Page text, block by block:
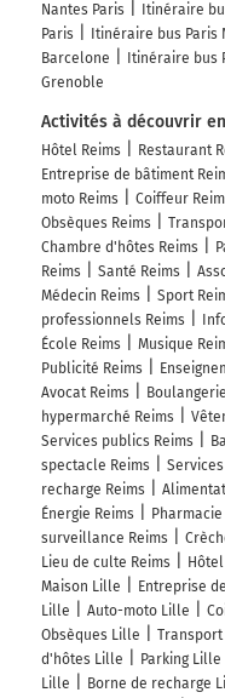
Nantes Paris
Itinéraire
Paris
Itinéraire bus Paris
Barcelone
Itinéraire bus
Grenoble
Activités à découvrir
Hôtel Reims Restaurant
Entreprise de bâtiment
moto Reims
Coiffeur
Obsèques Reims
Chambre d'hôtes Reims
Reims
Santé Reims
Médecin Reims
Sport
professionnels Reims
École Reims
Musique
Publicité Reims
Avocat Reims
hypermarché Reims
Services publics Reims
spectacle Reims
recharge Reims
Énergie Reims
surveillance Reims
Lieu de culte Reims
Maison Lille
Entreprise
Lille
Auto-moto Lille
Obsèques Lille
d'hôtes Lille
Parking Lille
Lille
Borne de recharge